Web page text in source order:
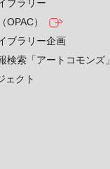
ブラリー
OPAC）
ブラリー企画
検索「アートコモンズ」
ェクト